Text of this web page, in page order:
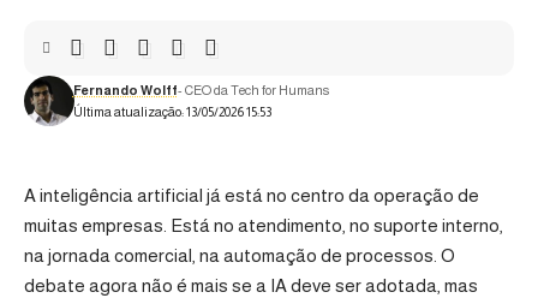
Última atualização: 13/05/2026 15:53
Fernando Wolff- CEO da Tech for Humans
A inteligência artificial já está no centro da operação de
muitas empresas. Está no atendimento, no suporte interno,
na jornada comercial, na automação de processos. O
debate agora não é mais se a IA deve ser adotada, mas